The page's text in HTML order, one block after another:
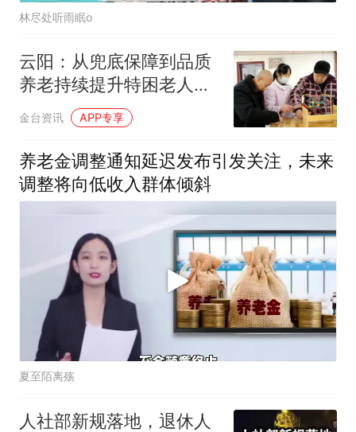
林尽处听雨眠o
云阳：从兜底保障到品质
养老持续提升特困老人供
养水平
金台资讯 APP专享
养老金调整通知延迟发布引发关注，未来
调整将向低收入群体倾斜
夏至陌离殇
人社部新规落地，退休人